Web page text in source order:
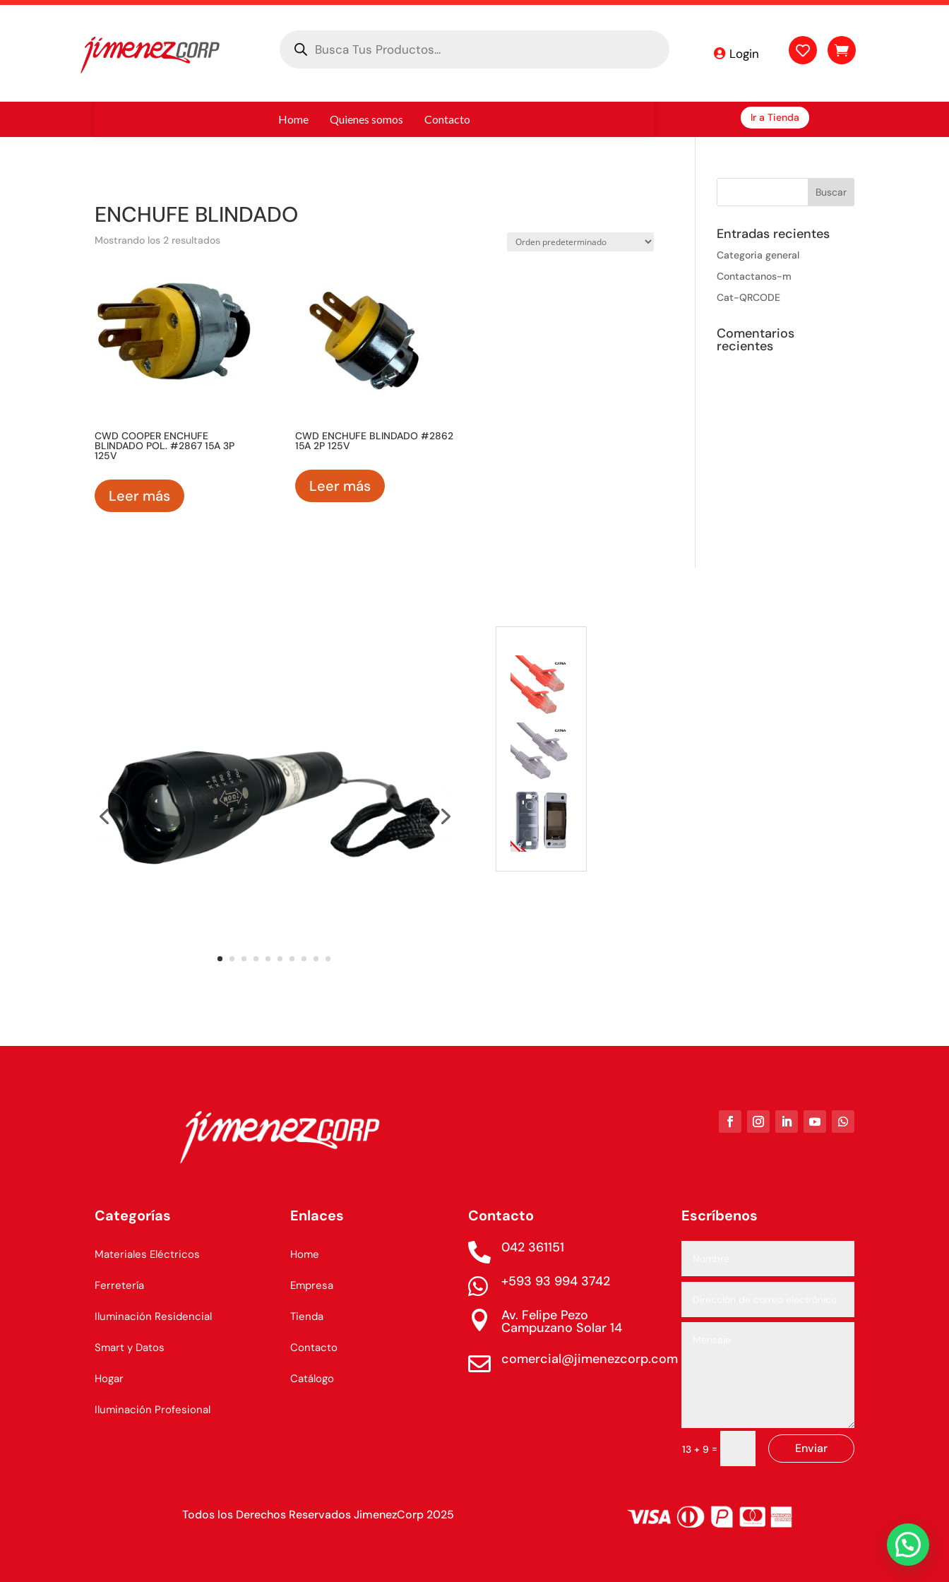
productos Login  
Home Quienes somos Contacto Ir a Tienda
ENCHUFE BLINDADO
Mostrando los 2 resultados
CWD COOPER ENCHUFE
BLINDADO POL. #2867 15A 3P
125V
Leer más
CWD ENCHUFE BLINDADO #2862
15A 2P 125V
Leer más
Entradas recientes
Categoria general
Contactanos-m
Cat-QRCODE
Comentarios
recientes
Categorías
Materiales Eléctricos
Ferretería
Iluminación Residencial
Smart y Datos
Hogar
Iluminación Profesional
Enlaces
Home
Empresa
Tienda
Contacto
Catálogo
Contacto
 042 361151
 +593 93 994 3742
 Av. Felipe Pezo
Campuzano Solar 14
 comercial@jimenezcorp.com
Escríbenos
13 + 9 = Enviar
Todos los Derechos Reservados JimenezCorp 2025